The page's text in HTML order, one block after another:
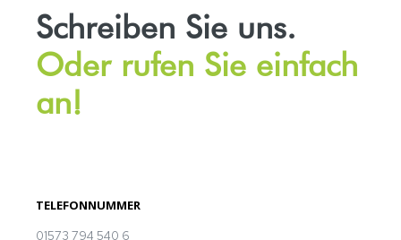
Schreiben Sie uns.
Oder rufen Sie einfach
an!
TELEFONNUMMER
01573 794 540 6